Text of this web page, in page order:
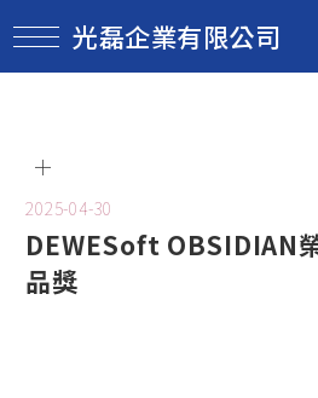
2025-04-30
DEWESoft OBSIDIAN
品獎
光磊企業有限公司